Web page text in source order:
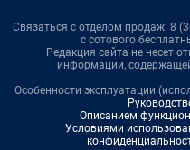
Связаться с отделом продаж: 8
с сотового
Редакция сайта не несет
информации,
Особенности эксплуатации
Описанием
Условиями